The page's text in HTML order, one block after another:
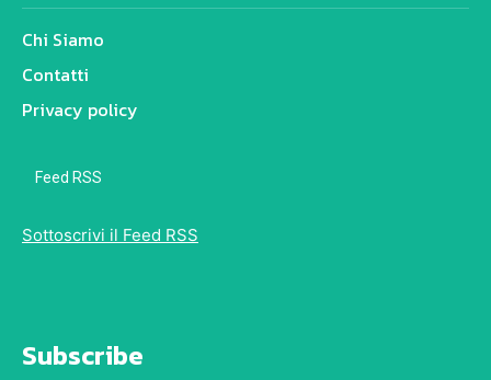
Chi Siamo
Contatti
Privacy policy
Feed RSS
Sottoscrivi il Feed RSS
Subscribe